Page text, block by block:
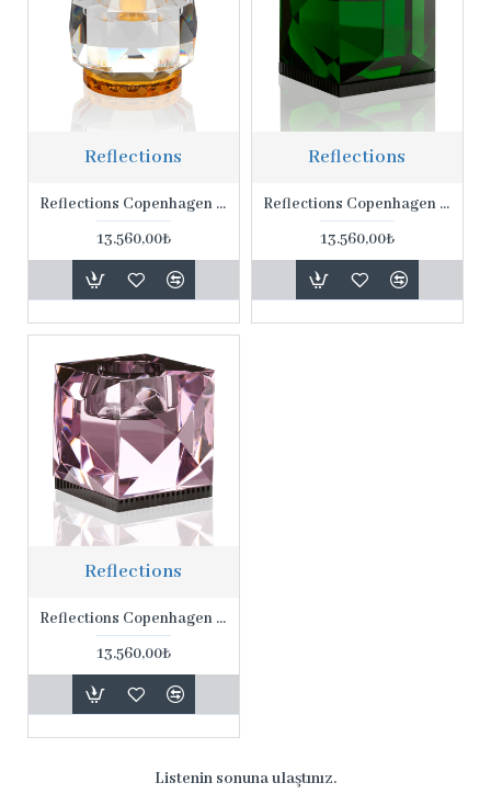
Reflections
Reflections Copenhagen Texas 9*9*8 Cm Amber Masa Lambası
13.560,00₺
Reflections
Reflections Copenhagen Ophelia 9*9*8 Cm Yeşil Renk Masa Lambası
13.560,00₺
Reflections
Reflections Copenhagen Ophelia 9*9*8 Cm Gül Rengi Masa Lambası
13.560,00₺
Listenin sonuna ulaştınız.